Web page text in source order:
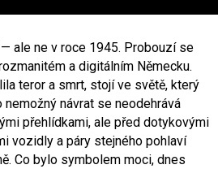
ale ne v roce 1945. Probouzí se
a digitálním Německu.
teror a smrt, stojí ve světě, který
návrat se neodehrává
přehlídkami, ale před dotykovými
vozidly a páry stejného pohlaví
Co bylo symbolem moci, dnes